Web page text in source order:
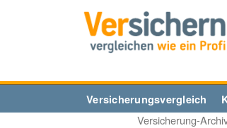
Versicherungsvergleich
Versicherung-